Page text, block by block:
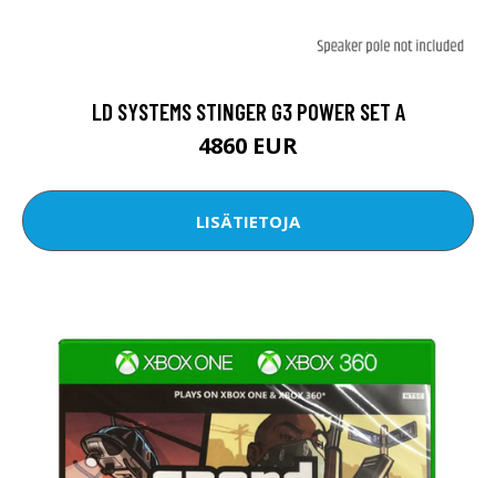
LD SYSTEMS STINGER G3 POWER SET A
4860 EUR
LISÄTIETOJA